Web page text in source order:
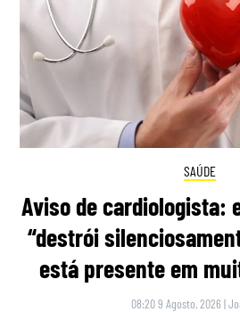
SAÚDE
Aviso de cardiologista:
“destrói
está presente em
08:20 9 Agosto, 2026 |